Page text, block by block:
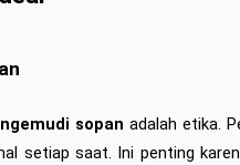
sopan adalah etika.
setiap saat. Ini penting